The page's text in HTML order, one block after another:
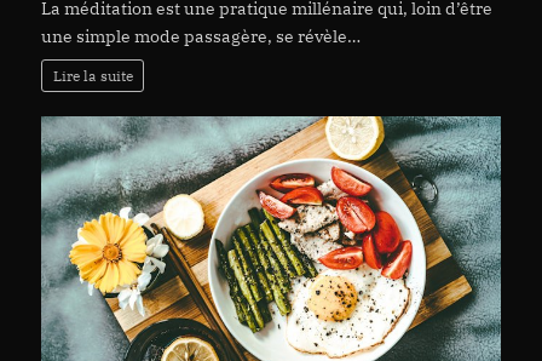
La méditation est une pratique millénaire qui, loin d’être
une simple mode passagère, se révèle…
Lire la suite